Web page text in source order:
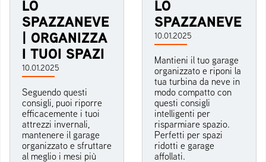
LO
SPAZZANEVE
| ORGANIZZA
I TUOI SPAZI
10.01.2025
Seguendo questi
consigli, puoi riporre
efficacemente i tuoi
attrezzi invernali,
mantenere il garage
organizzato e sfruttare
al meglio i mesi più
LO
SPAZZANEVE
10.01.2025
Mantieni il tuo garage
organizzato e riponi la
tua turbina da neve in
modo compatto con
questi consigli
intelligenti per
risparmiare spazio.
Perfetti per spazi
ridotti e garage
affollati.